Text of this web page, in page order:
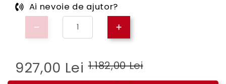
Ai nevoie de ajutor?
927,00 Lei 1.182,00 Lei